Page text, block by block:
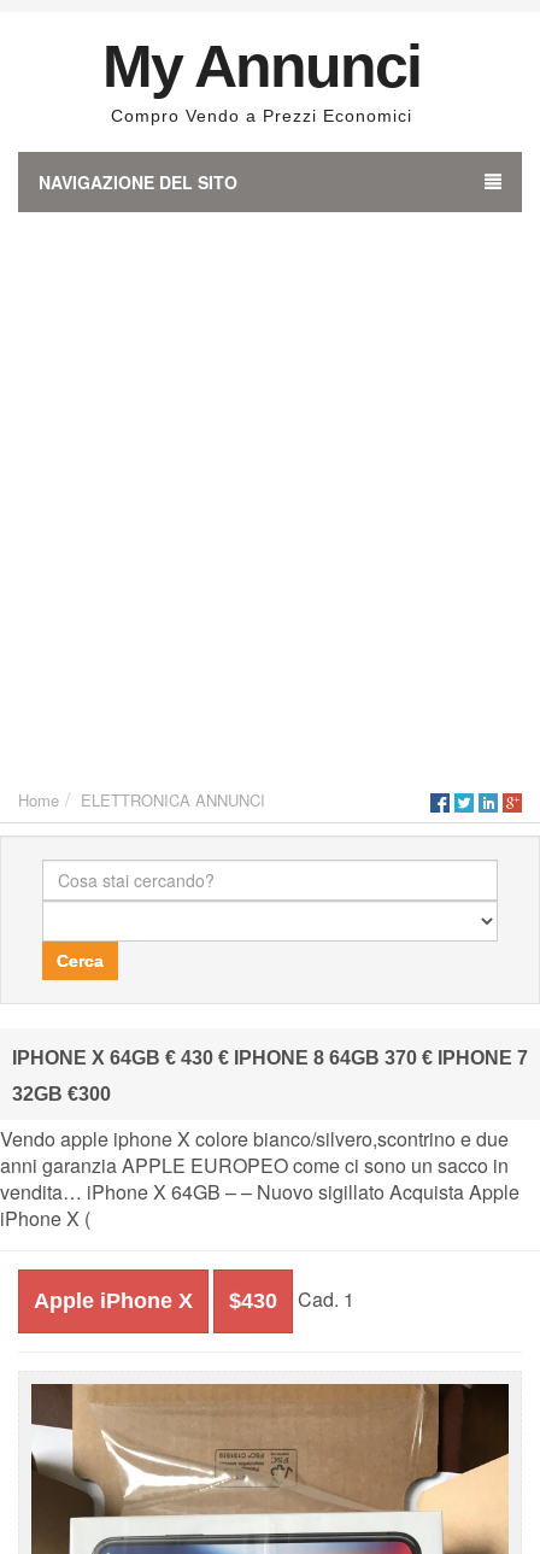
My Annunci
Compro Vendo a Prezzi Economici
NAVIGAZIONE DEL SITO
Home ELETTRONICA ANNUNCI
Cerca
IPHONE X 64GB € 430 € IPHONE 8 64GB 370 € IPHONE 7
32GB €300
Vendo apple iphone X colore bianco/silvero,scontrino e due
anni garanzia APPLE EUROPEO come ci sono un sacco in
vendita… iPhone X 64GB – – Nuovo sigillato Acquista Apple
iPhone X (
Apple iPhone X $430 Cad. 1